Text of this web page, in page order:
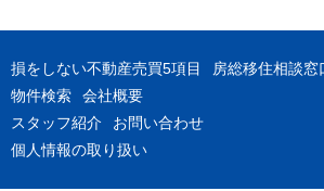
損をしない不動産売買5項目
房総移住相談窓
物件検索
会社概要
スタッフ紹介
お問い合わせ
個人情報の取り扱い